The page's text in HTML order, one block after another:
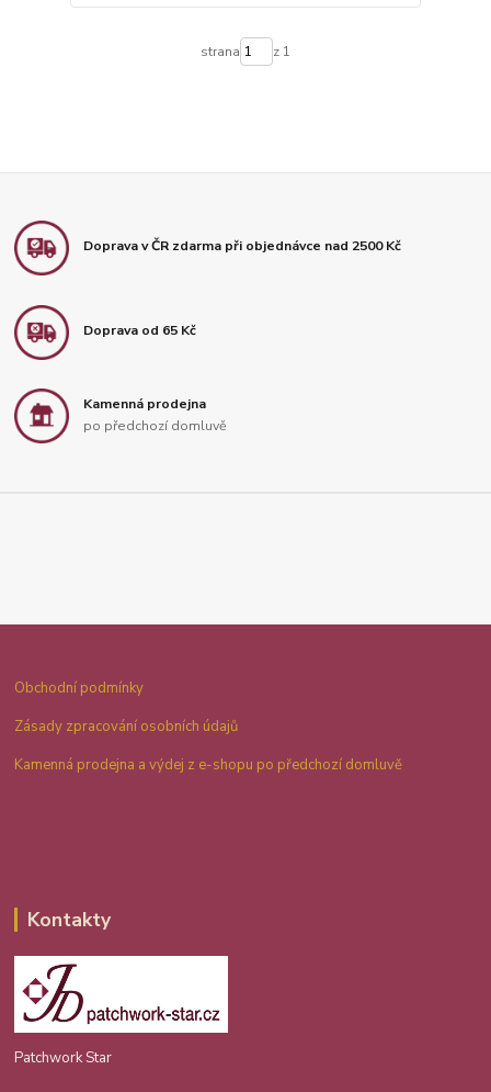
strana z 1
Doprava v ČR zdarma při objednávce nad 2500 Kč
Doprava od 65 Kč
Kamenná prodejna
po předchozí domluvě
Obchodní podmínky
Zásady zpracování osobních údajů
Kamenná prodejna a výdej z e-shopu po předchozí domluvě
Kontakty
Patchwork Star